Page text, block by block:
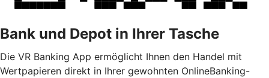
Bank und Depot in Ihrer Tasche
Die VR Banking App ermöglicht Ihnen den Handel mit
Wertpapieren direkt in Ihrer gewohnten OnlineBanking-